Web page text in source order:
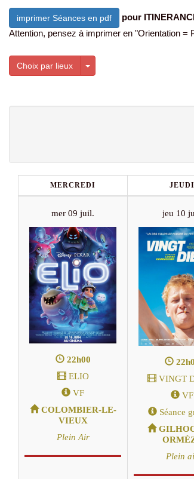
imprimer Séances en pdf
pour
Attention, pensez à imprimer en "Orientation =
Choix par lieux Toggle Dropdown
MERCREDI JEUDI
mer 09 juil.
22h00
ELIO
VF
COLOMBIER-LE-
VIEUX
Plein Air
jeu 10
VINGT
VF
Séance
Plein